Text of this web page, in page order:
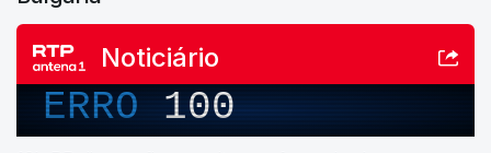
Noticiário
ERRO100